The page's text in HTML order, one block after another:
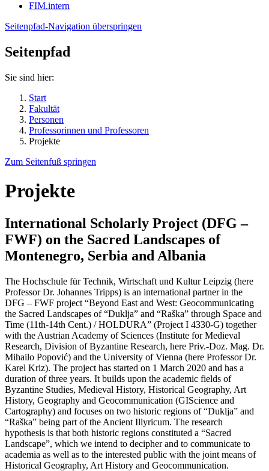
FIM.intern
Seitenpfad-Navigation überspringen
Seitenpfad
Sie sind hier:
Start
Fakultät
Personen
Professorinnen und Professoren
Projekte
Zum Seitenfuß springen
Projekte
International Scholarly Project (DFG –
FWF) on the Sacred Landscapes of
Montenegro, Serbia and Albania
The Hochschule für Technik, Wirtschaft und Kultur Leipzig (here
Professor Dr. Johannes Tripps) is an international partner in the
DFG – FWF project “Beyond East and West: Geocommunicating
the Sacred Landscapes of “Duklja” and “Raška” through Space and
Time (11th-14th Cent.) / HOLDURA” (Project I 4330-G) together
with the Austrian Academy of Sciences (Institute for Medieval
Research, Division of Byzantine Research, here Priv.-Doz. Mag. Dr.
Mihailo Popović) and the University of Vienna (here Professor Dr.
Karel Kriz). The project has started on 1 March 2020 and has a
duration of three years. It builds upon the academic fields of
Byzantine Studies, Medieval History, Historical Geography, Art
History, Geography and Geocommunication (GIScience and
Cartography) and focuses on two historic regions of “Duklja” and
“Raška” being part of the Ancient Illyricum. The research
hypothesis is that both historic regions constituted a “Sacred
Landscape”, which we intend to decipher and to communicate to
academia as well as to the interested public with the joint means of
Historical Geography, Art History and Geocommunication.